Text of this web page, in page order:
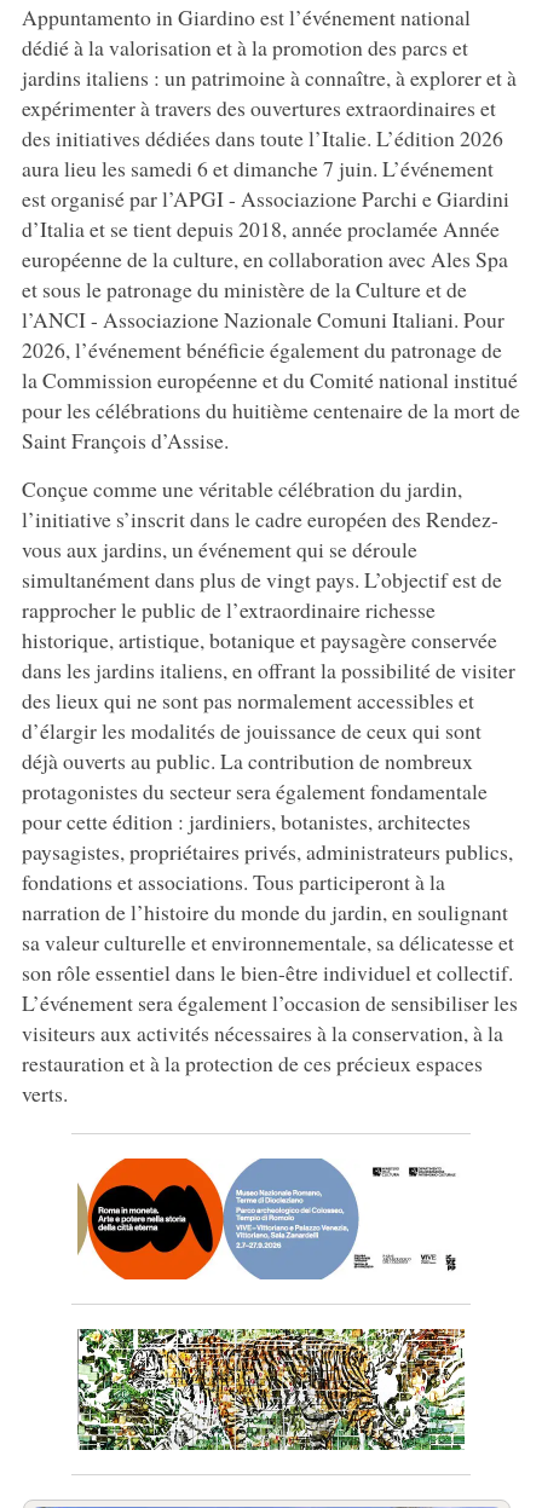
Appuntamento in Giardino est l’événement national
dédié à la valorisation et à la promotion des parcs et
jardins italiens : un patrimoine à connaître, à explorer et à
expérimenter à travers des ouvertures extraordinaires et
des initiatives dédiées dans toute l’Italie. L’édition 2026
aura lieu les samedi 6 et dimanche 7 juin. L’événement
est organisé par l’APGI - Associazione Parchi e Giardini
d’Italia et se tient depuis 2018, année proclamée Année
européenne de la culture, en collaboration avec Ales Spa
et sous le patronage du ministère de la Culture et de
l’ANCI - Associazione Nazionale Comuni Italiani. Pour
2026, l’événement bénéficie également du patronage de
la Commission européenne et du Comité national institué
pour les célébrations du huitième centenaire de la mort de
Saint François d’Assise.
Conçue comme une véritable célébration du jardin,
l’initiative s’inscrit dans le cadre européen des Rendez-
vous aux jardins, un événement qui se déroule
simultanément dans plus de vingt pays. L’objectif est de
rapprocher le public de l’extraordinaire richesse
historique, artistique, botanique et paysagère conservée
dans les jardins italiens, en offrant la possibilité de visiter
des lieux qui ne sont pas normalement accessibles et
d’élargir les modalités de jouissance de ceux qui sont
déjà ouverts au public. La contribution de nombreux
protagonistes du secteur sera également fondamentale
pour cette édition : jardiniers, botanistes, architectes
paysagistes, propriétaires privés, administrateurs publics,
fondations et associations. Tous participeront à la
narration de l’histoire du monde du jardin, en soulignant
sa valeur culturelle et environnementale, sa délicatesse et
son rôle essentiel dans le bien-être individuel et collectif.
L’événement sera également l’occasion de sensibiliser les
visiteurs aux activités nécessaires à la conservation, à la
restauration et à la protection de ces précieux espaces
verts.